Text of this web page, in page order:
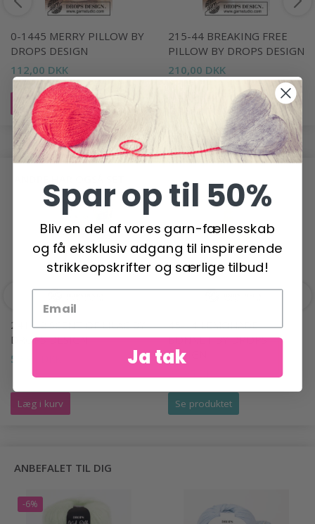
0-1445 MERRY PILLOW BY
DROPS DESIGN
112,00 DKK
Læg i kurv
215-44 BREAKING FREE
PILLOW BY DROPS DESIGN
210,00 DKK
241-12 SCENT OF LILAC BY
DROPS DESIGN
59,95 DKK
Læg i kurv
45-14 LEMONADE
BONNET BY DROPS
DESIGN
Se produktet
ANBEFALET TIL DIG
-6%
Spar op til 50%
Bliv en del af vores garn-fællesskab
og få eksklusiv adgang til inspirerende
strikkeopskrifter og særlige tilbud!
Ja tak